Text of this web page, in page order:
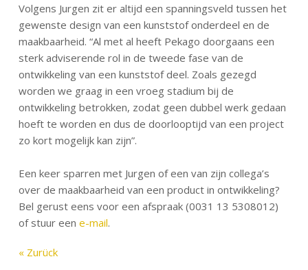
Volgens Jurgen zit er altijd een spanningsveld tussen het
gewenste design van een kunststof onderdeel en de
maakbaarheid. “Al met al heeft Pekago doorgaans een
sterk adviserende rol in de tweede fase van de
ontwikkeling van een kunststof deel. Zoals gezegd
worden we graag in een vroeg stadium bij de
ontwikkeling betrokken, zodat geen dubbel werk gedaan
hoeft te worden en dus de doorlooptijd van een project
zo kort mogelijk kan zijn”.
Een keer sparren met Jurgen of een van zijn collega’s
over de maakbaarheid van een product in ontwikkeling?
Bel gerust eens voor een afspraak (0031 13 5308012)
of stuur een e-mail.
« Zurück